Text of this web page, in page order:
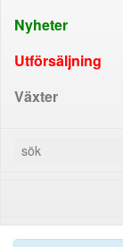
Nyheter
Utförsäljning
Växter